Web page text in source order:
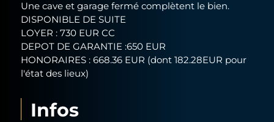
Une cave et garage fermé complètent le bien.
DISPONIBLE DE SUITE
LOYER : 730 EUR CC
DEPOT DE GARANTIE :650 EUR
HONORAIRES : 668.36 EUR (dont 182.28EUR pour
l'état des lieux)
Infos